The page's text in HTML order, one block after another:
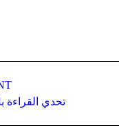
تحدي القراءة